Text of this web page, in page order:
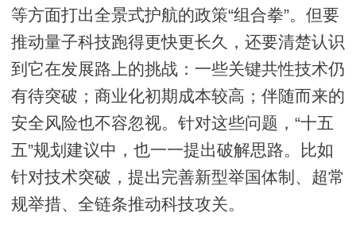
等方面打出全景式护航的政策“组合拳”。但要
推动量子科技跑得更快更长久，还要清楚认识
到它在发展路上的挑战：一些关键共性技术仍
有待突破；商业化初期成本较高；伴随而来的
安全风险也不容忽视。针对这些问题，“十五
五”规划建议中，也一一提出破解思路。比如
针对技术突破，提出完善新型举国体制、超常
规举措、全链条推动科技攻关。